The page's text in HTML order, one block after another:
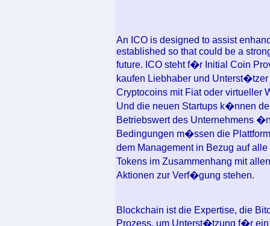
An ICO is designed to assist
established so that could be a
future. ICO steht f�r Initial Coin
kaufen Liebhaber und
Cryptocoins mit Fiat oder virtueller
Und die neuen Startups k�nnen
Betriebswert des Unternehmens
Bedingungen m�ssen die
dem Management in Bezug auf
Tokens im Zusammenhang mit
Aktionen zur Verf�gung stehen.
Blockchain ist die Expertise, die
Prozess, um Unterst�tzung f�r